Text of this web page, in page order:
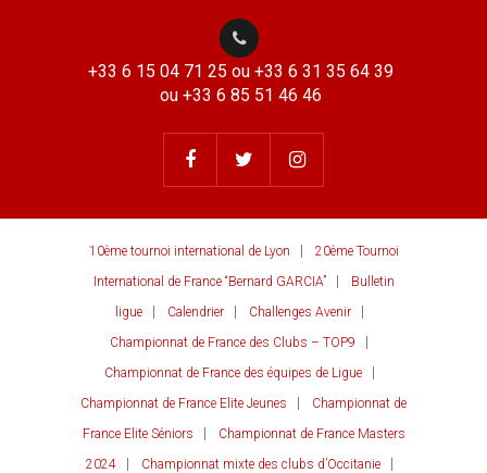
+33 6 15 04 71 25 ou +33 6 31 35 64 39
ou +33 6 85 51 46 46
10ème tournoi international de Lyon
20ème Tournoi
International de France “Bernard GARCIA”
Bulletin
ligue
Calendrier
Challenges Avenir
Championnat de France des Clubs – TOP9
Championnat de France des équipes de Ligue
Championnat de France Elite Jeunes
Championnat de
France Elite Séniors
Championnat de France Masters
2024
Championnat mixte des clubs d’Occitanie